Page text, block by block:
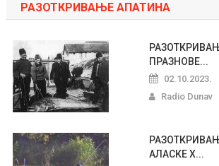
РАЗОТКРИВАЊЕ АПАТИНА
ПРАЗНОВЕ...
02.10.2023.
Radio Dunav
АЛАСКЕ Х...